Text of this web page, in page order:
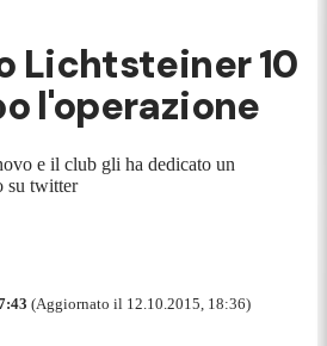
Lichtsteiner 10
l'operazione
e il club gli ha dedicato un
su twitter
(Aggiornato il 12.10.2015, 18:36)